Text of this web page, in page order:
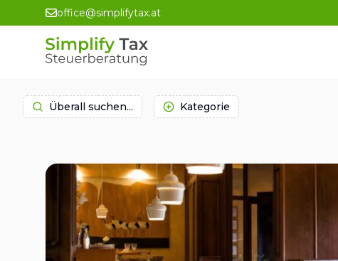
office@simplifytax.at
Überall suchen... Kategorie